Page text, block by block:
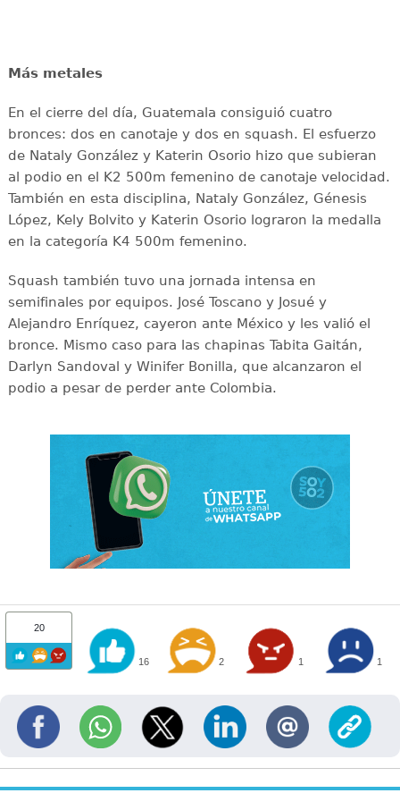
Más metales
En el cierre del día, Guatemala consiguió cuatro
bronces: dos en canotaje y dos en squash. El esfuerzo
de Nataly González y Katerin Osorio hizo que subieran
al podio en el K2 500m femenino de canotaje velocidad.
También en esta disciplina, Nataly González, Génesis
López, Kely Bolvito y Katerin Osorio lograron la medalla
en la categoría K4 500m femenino.
Squash también tuvo una jornada intensa en
semifinales por equipos. José Toscano y Josué y
Alejandro Enríquez, cayeron ante México y les valió el
bronce. Mismo caso para las chapinas Tabita Gaitán,
Darlyn Sandoval y Winifer Bonilla, que alcanzaron el
podio a pesar de perder ante Colombia.
20
16 2 1 1